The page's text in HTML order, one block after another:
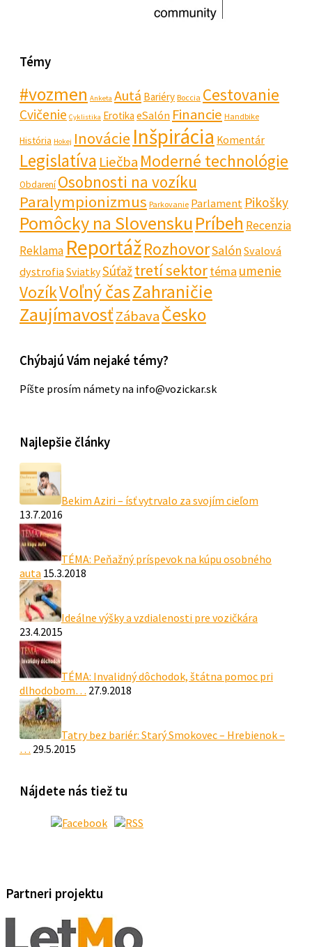
Témy
#vozmen Anketa Autá Bariéry Boccia Cestovanie
Cvičenie Cyklistika Erotika eSalón Financie Handbike
História Hokej Inovácie Inšpirácia Komentár
Legislatíva Liečba Moderné technológie
Obdarení Osobnosti na vozíku
Paralympionizmus Parkovanie Parlament Pikošky
Pomôcky na SlovenskuPríbeh Recenzia
Reklama ReportážRozhovorSalón Svalová
dystrofiaSviatkySúťažtretí sektortéma umenie
VozíkVoľný časZahraničie
ZaujímavosťZábavaČesko
Chýbajú Vám nejaké témy?
Píšte prosím námety na info@vozickar.sk
Najlepšie články
Bekim Aziri – ísť vytrvalo za svojím cieľom
13.7.2016
TÉMA: Peňažný príspevok na kúpu osobného
auta 15.3.2018
Ideálne výšky a vzdialenosti pre vozičkára
23.4.2015
TÉMA: Invalidný dôchodok, štátna pomoc pri
dlhodobom… 27.9.2018
Tatry bez bariér: Starý Smokovec – Hrebienok –
… 29.5.2015
Nájdete nás tiež tu
Partneri projektu